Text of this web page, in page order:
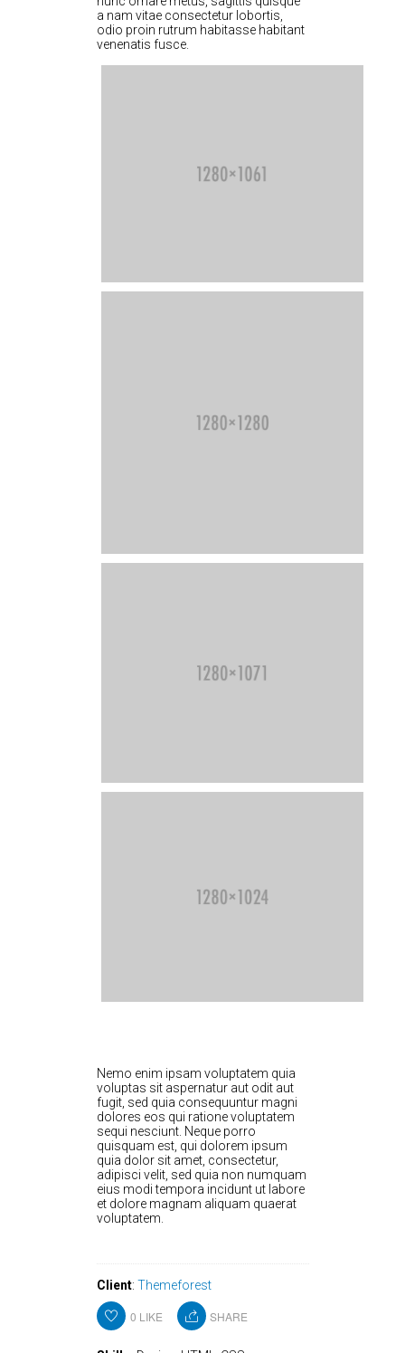
a nam vitae consectetur lobortis,
odio proin rutrum habitasse habitant
venenatis fusce.
Nemo enim ipsam voluptatem quia
voluptas sit aspernatur aut odit aut
fugit, sed quia consequuntur magni
dolores eos qui ratione voluptatem
sequi nesciunt. Neque porro
quisquam est, qui dolorem ipsum
quia dolor sit amet, consectetur,
adipisci velit, sed quia non numquam
eius modi tempora incidunt ut labore
et dolore magnam aliquam quaerat
voluptatem.
Client: Themeforest
0 LIKE SHARE